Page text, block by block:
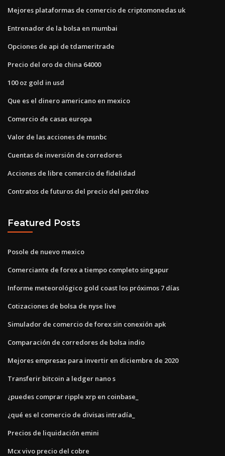
Mejores plataformas de comercio de criptomonedas uk
Entrenador de la bolsa en mumbai
Opciones de api de tdameritrade
Precio del oro de china 64000
100 oz gold in usd
Que es el dinero americano en mexico
Comercio de casas europa
Valor de las acciones de msnbc
Cuentas de inversión de corredores
Acciones de libre comercio de fidelidad
Contratos de futuros del precio del petróleo
Featured Posts
Posole de nuevo mexico
Comerciante de forex a tiempo completo singapur
Informe meteorológico gold coast los próximos 7 días
Cotizaciones de bolsa de nyse live
Simulador de comercio de forex sin conexión apk
Comparación de corredores de bolsa indio
Mejores empresas para invertir en diciembre de 2020
Transferir bitcoin a ledger nano s
¿puedes comprar ripple xrp en coinbase_
¿qué es el comercio de divisas intradía_
Precios de liquidación emini
Mcx vivo precio del cobre